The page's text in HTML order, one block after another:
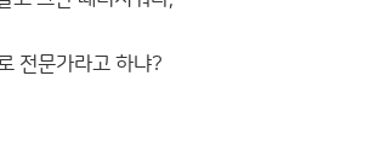
전문가라고 하냐?